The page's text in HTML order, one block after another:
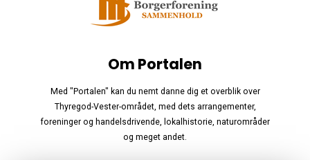
Om Portalen
Med "Portalen" kan du nemt danne dig et overblik over
Thyregod-Vester-området, med dets arrangementer,
foreninger og handelsdrivende, lokalhistorie, naturområder
og meget andet.